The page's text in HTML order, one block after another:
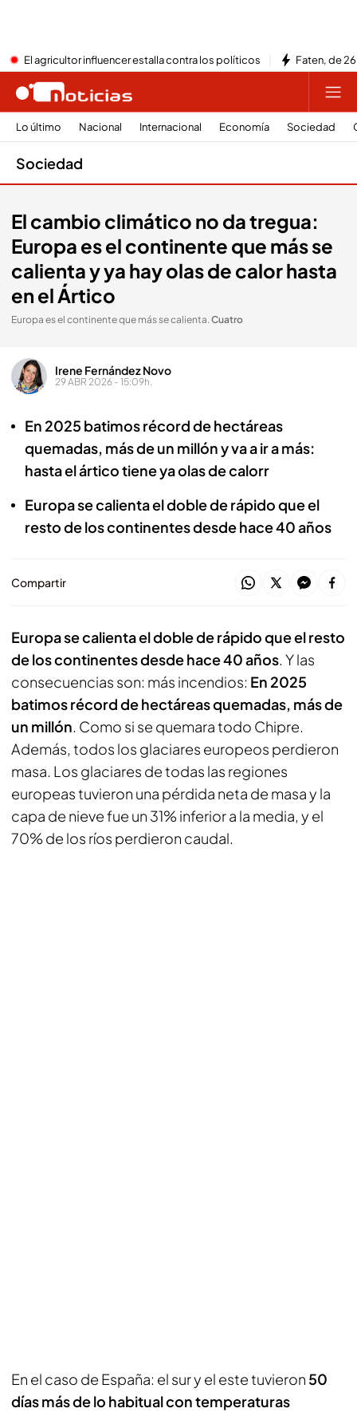
El agricultor influencer estalla contra los políticos Faten, de
Lo último Nacional Internacional Economía Sociedad
Sociedad
El cambio climático no da tregua:
Europa es el continente que más se
calienta y ya hay olas de calor hasta
en el Ártico
Europa es el continente que más se calienta.Cuatro
Irene Fernández Novo
29 ABR 2026 - 15:09h.
En 2025 batimos récord de hectáreas
quemadas, más de un millón y va a ir a más:
hasta el ártico tiene ya olas de calorr
Europa se calienta el doble de rápido que el
resto de los continentes desde hace 40 años
Compartir
Europa se calienta el doble de rápido que el resto
de los continentes desde hace 40 años. Y las
consecuencias son: más incendios: En 2025
batimos récord de hectáreas quemadas, más de
un millón. Como si se quemara todo Chipre.
Además, todos los glaciares europeos perdieron
masa. Los glaciares de todas las regiones
europeas tuvieron una pérdida neta de masa y la
capa de nieve fue un 31% inferior a la media, y el
70% de los ríos perdieron caudal.
En el caso de España: el sur y el este tuvieron 50
días más de lo habitual con temperaturas